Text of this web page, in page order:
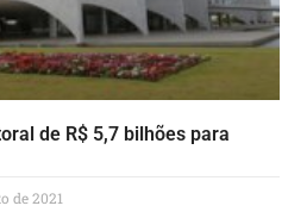
de R$ 5,7 bilhões para
de 2021